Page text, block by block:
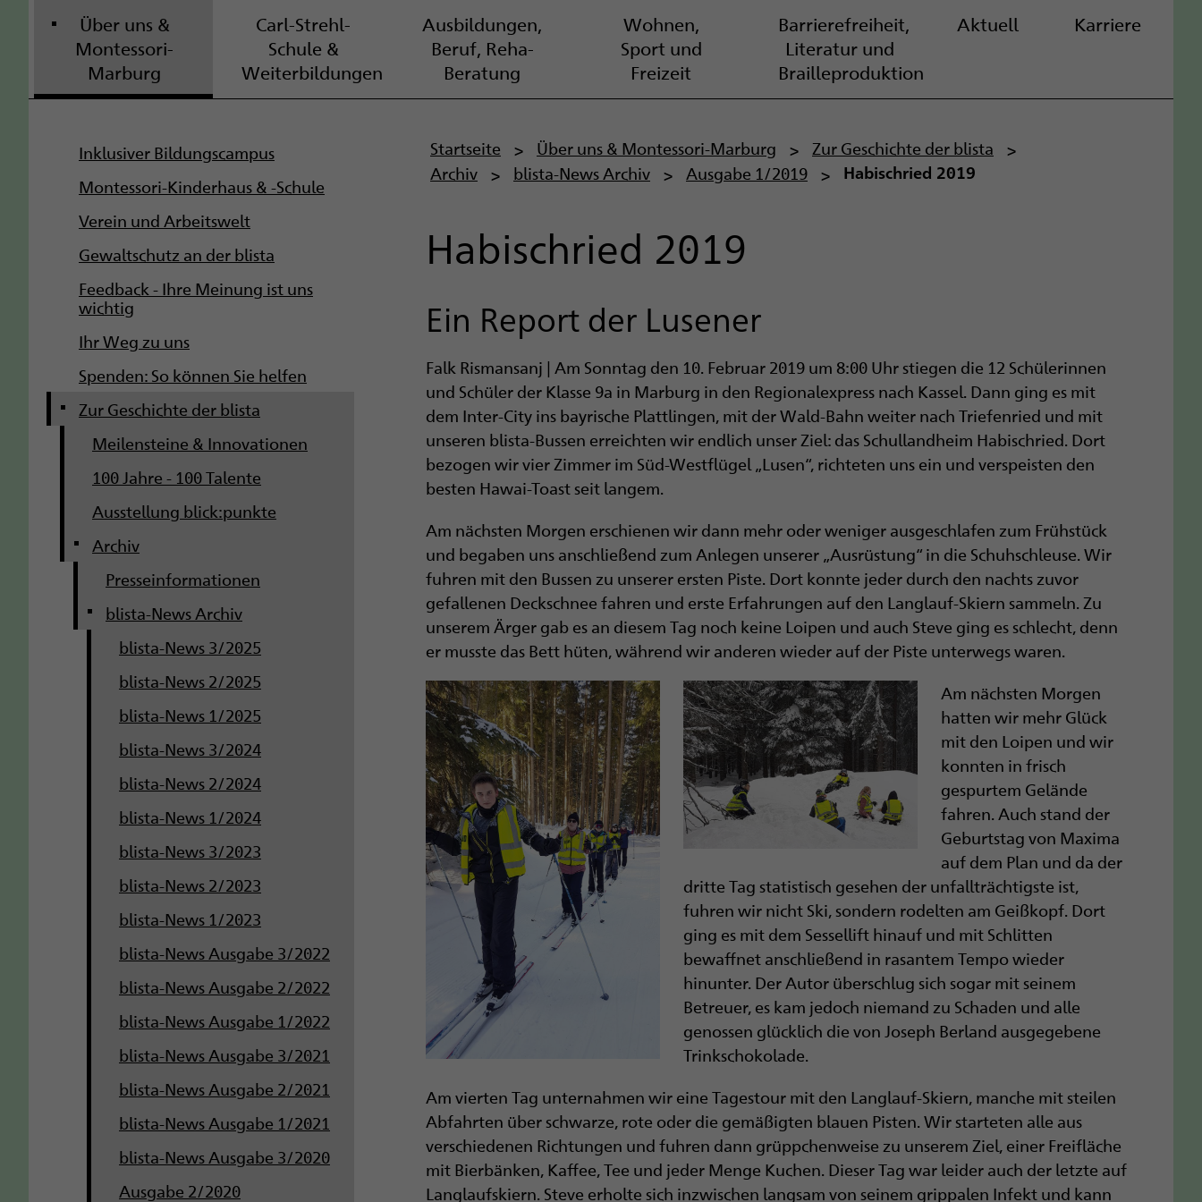
Über uns &
Montessori-
Marburg
Carl-Strehl-
Schule &
Weiterbildungen
Ausbildungen,
Beruf, Reha-
Beratung
Wohnen,
Sport und
Freizeit
Barrierefreiheit,
Literatur und
Brailleproduktion
Aktuell Karriere
g
o
Inklusiver Bildungscampus
Montessori-Kinderhaus & -Schule
Verein und Arbeitswelt
Gewaltschutz an der blista
Feedback - Ihre Meinung ist uns
wichtig
Ihr Weg zu uns
Spenden: So können Sie helfen
Zur Geschichte der blista
Meilensteine & Innovationen
100 Jahre - 100 Talente
Ausstellung blick:punkte
Archiv
Presseinformationen
blista-News Archiv
blista-News 3/2025
blista-News 2/2025
blista-News 1/2025
blista-News 3/2024
blista-News 2/2024
blista-News 1/2024
blista-News 3/2023
blista-News 2/2023
blista-News 1/2023
blista-News Ausgabe 3/2022
blista-News Ausgabe 2/2022
blista-News Ausgabe 1/2022
blista-News Ausgabe 3/2021
blista-News Ausgabe 2/2021
blista-News Ausgabe 1/2021
blista-News Ausgabe 3/2020
Ausgabe 2/2020
P
f
a
d
n
a
v
i
g
a
t
i
o
n
Startseite Über uns & Montessori-Marburg
Zur Geschichte der blista
Archiv
blista-News Archiv Ausgabe 1/2019 Habischried 2019
Habischried 2019
Ein Report der Lusener
Falk Rismansanj | Am Sonntag den 10. Februar 2019 um 8:00 Uhr stiegen die 12 Schülerinnen
und Schüler der Klasse 9a in Marburg in den Regionalexpress nach Kassel. Dann ging es mit
dem Inter-City ins bayrische Plattlingen, mit der Wald-Bahn weiter nach Triefenried und mit
unseren blista-Bussen erreichten wir endlich unser Ziel: das Schullandheim Habischried. Dort
bezogen wir vier Zimmer im Süd-Westflügel „Lusen“, richteten uns ein und verspeisten den
besten Hawai-Toast seit langem.
Am nächsten Morgen erschienen wir dann mehr oder weniger ausgeschlafen zum Frühstück
und begaben uns anschließend zum Anlegen unserer „Ausrüstung“ in die Schuhschleuse. Wir
fuhren mit den Bussen zu unserer ersten Piste. Dort konnte jeder durch den nachts zuvor
gefallenen Deckschnee fahren und erste Erfahrungen auf den Langlauf-Skiern sammeln. Zu
unserem Ärger gab es an diesem Tag noch keine Loipen und auch Steve ging es schlecht, denn
er musste das Bett hüten, während wir anderen wieder auf der Piste unterwegs waren.
Am nächsten Morgen
hatten wir mehr Glück
mit den Loipen und wir
konnten in frisch
gespurtem Gelände
fahren. Auch stand der
Geburtstag von Maxima
auf dem Plan und da der
dritte Tag statistisch gesehen der unfallträchtigste ist,
fuhren wir nicht Ski, sondern rodelten am Geißkopf. Dort
ging es mit dem Sessellift hinauf und mit Schlitten
bewaffnet anschließend in rasantem Tempo wieder
hinunter. Der Autor überschlug sich sogar mit seinem
Betreuer, es kam jedoch niemand zu Schaden und alle
genossen glücklich die von Joseph Berland ausgegebene
Trinkschokolade.
Am vierten Tag unternahmen wir eine Tagestour mit den Langlauf-Skiern, manche mit steilen
Abfahrten über schwarze, rote oder die gemäßigten blauen Pisten. Wir starteten alle aus
verschiedenen Richtungen und fuhren dann grüppchenweise zu unserem Ziel, einer Freifläche
mit Bierbänken, Kaffee, Tee und jeder Menge Kuchen. Dieser Tag war leider auch der letzte auf
Langlaufskiern. Steve erholte sich inzwischen langsam von seinem grippalen Infekt und kann